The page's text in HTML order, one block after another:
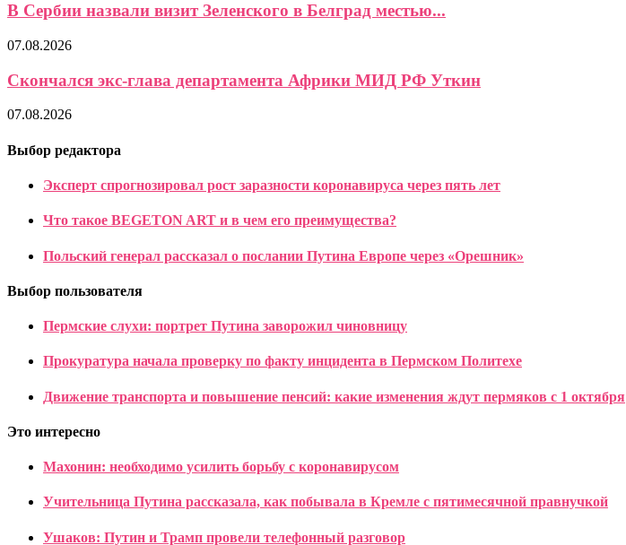
В Сербии назвали визит Зеленского в Белград местью...
07.08.2026
Скончался экс-глава департамента Африки МИД РФ Уткин
07.08.2026
Выбор редактора
Эксперт спрогнозировал рост заразности коронавируса через пять лет
Что такое BEGETON ART и в чем его преимущества?
Польский генерал рассказал о послании Путина Европе через «Орешник»
Выбор пользователя
Пермские слухи: портрет Путина заворожил чиновницу
Прокуратура начала проверку по факту инцидента в Пермском Политехе
Движение транспорта и повышение пенсий: какие изменения ждут пермяков с 1 октября
Это интересно
Махонин: необходимо усилить борьбу с коронавирусом
Учительница Путина рассказала, как побывала в Кремле с пятимесячной правнучкой
Ушаков: Путин и Трамп провели телефонный разговор